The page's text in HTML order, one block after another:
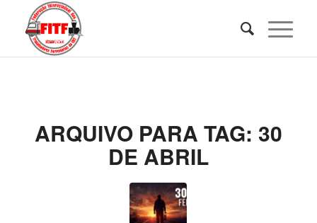
ARQUIVO PARA TAG: 30
DE ABRIL